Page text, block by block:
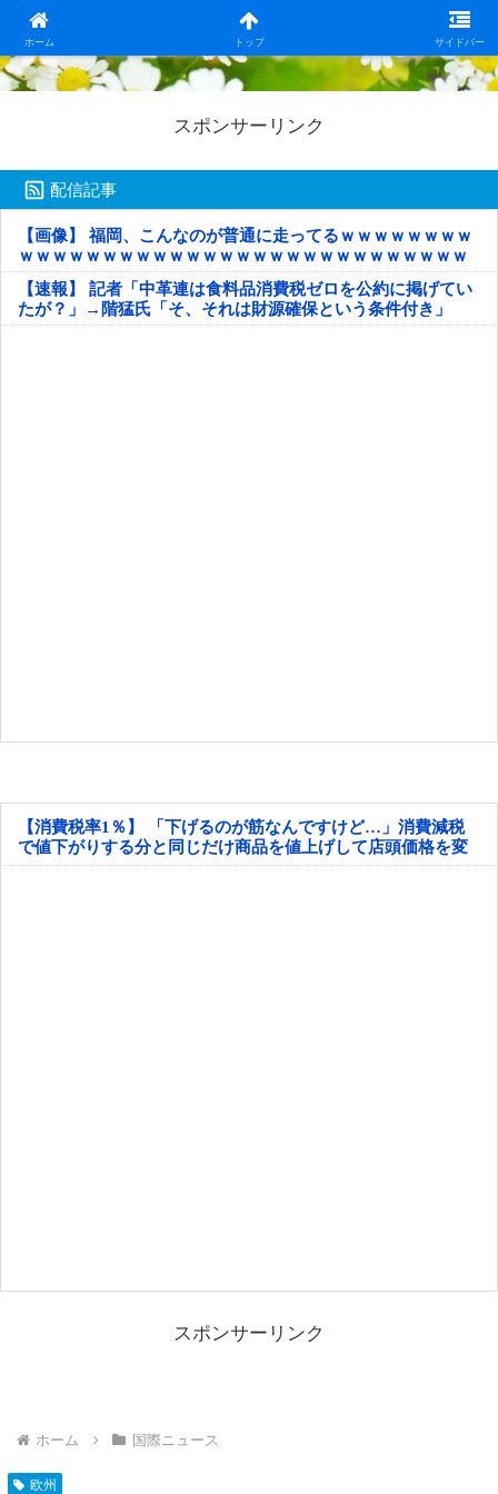
ホーム トップ サイドバー
日本第一！ニュース録
スポンサーリンク
配信記事
【画像】 福岡、こんなのが普通に走ってるｗｗｗｗｗｗｗｗ
ｗｗｗｗｗｗｗｗｗｗｗｗｗｗｗｗｗｗｗｗｗｗｗｗｗｗｗ
ｗｗｗｗｗ
【速報】 記者「中革連は食料品消費税ゼロを公約に掲げてい
たが？」→階猛氏「そ、それは財源確保という条件付き」
【消費税率1％】 「下げるのが筋なんですけど…」消費減税
で値下がりする分と同じだけ商品を値上げして店頭価格を変
えない店も
スポンサーリンク
ホーム 国際ニュース
欧州